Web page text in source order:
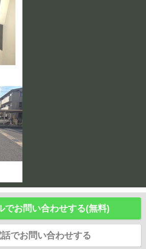
でお問い合わせする(無料)
話でお問い合わせする